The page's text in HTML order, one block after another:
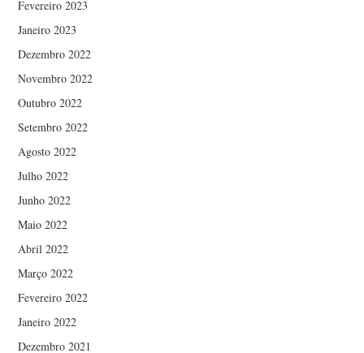
Fevereiro 2023
Janeiro 2023
Dezembro 2022
Novembro 2022
Outubro 2022
Setembro 2022
Agosto 2022
Julho 2022
Junho 2022
Maio 2022
Abril 2022
Março 2022
Fevereiro 2022
Janeiro 2022
Dezembro 2021